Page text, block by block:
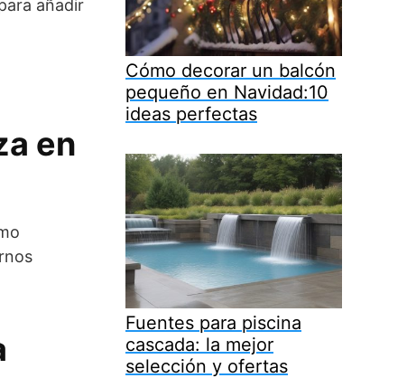
añadir
en
Cómo decorar un balcón
pequeño en Navidad:10
ideas perfectas
Fuentes para piscina
cascada: la mejor
selección y ofertas